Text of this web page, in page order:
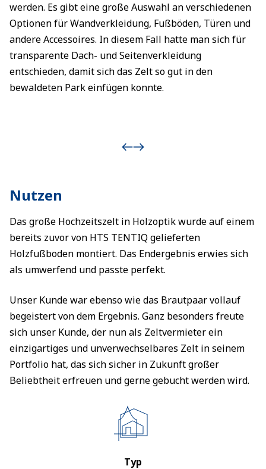
werden. Es gibt eine große Auswahl an verschiedenen
Optionen für Wandverkleidung, Fußböden, Türen und
andere Accessoires. In diesem Fall hatte man sich für
transparente Dach- und Seitenverkleidung
entschieden, damit sich das Zelt so gut in den
bewaldeten Park einfügen konnte.
Nutzen
Das große Hochzeitszelt in Holzoptik wurde auf einem
bereits zuvor von HTS TENTIQ gelieferten
Holzfußboden montiert. Das Endergebnis erwies sich
als umwerfend und passte perfekt.
Unser Kunde war ebenso wie das Brautpaar vollauf
begeistert von dem Ergebnis. Ganz besonders freute
sich unser Kunde, der nun als Zeltvermieter ein
einzigartiges und unverwechselbares Zelt in seinem
Portfolio hat, das sich sicher in Zukunft großer
Beliebtheit erfreuen und gerne gebucht werden wird.
Typ